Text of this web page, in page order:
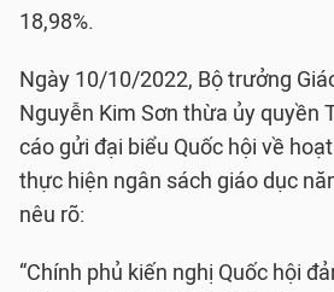
18,98%.
Ngày 10/10/2022, Bộ trưởng
Nguyễn Kim Sơn thừa ủy quyền
cáo gửi đại biểu Quốc hội về
thực hiện ngân sách giáo dục
nêu rõ:
“Chính phủ kiến nghị Quốc hội